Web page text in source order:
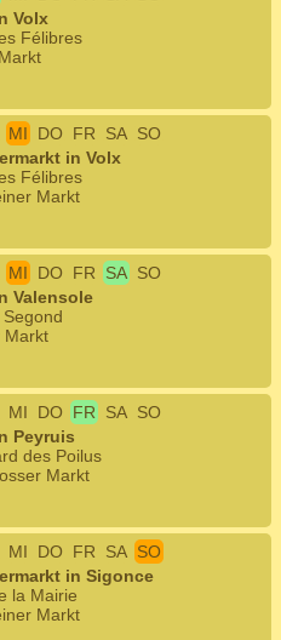
Volx
Félibres
MI DO FR SA SO
in Volx
Félibres
Markt
MI DO FR SA SO
Valensole
Markt
MI DO FR SA SO
Peyruis
des Poilus
Markt
MI DO FR SA SO
in Sigonce
la Mairie
Markt